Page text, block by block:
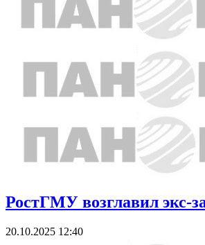
РостГМУ возглавил экс-
20.10.2025 12:40